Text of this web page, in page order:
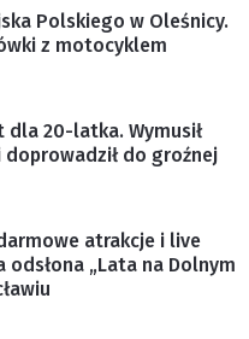
Polskiego w Oleśnicy.
z motocyklem
dla 20-latka. Wymusił
do groźnej
atrakcje i live
odsłona „Lata na Dolnym